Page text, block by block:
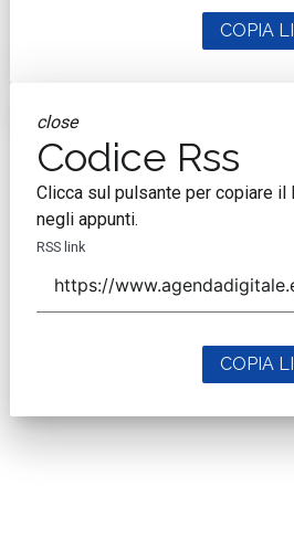
COPIA
close
Codice Rss
Clicca sul pulsante per copiare il
negli appunti.
RSS link
COPIA